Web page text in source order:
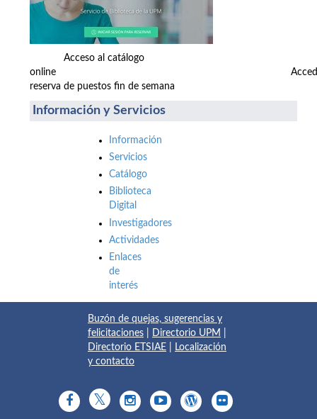
Acceso al catálogo
online
reserva de puestos fin de semana
Información y Servicios
Información
Servicios
Catálogo
Biblioteca
Digital
Investigadores
Actividades
Enlaces
de
interés
Buzón de quejas, sugerencias y
felicitaciones
Directorio UPM
Directorio ETSIAE
Localización
y contacto